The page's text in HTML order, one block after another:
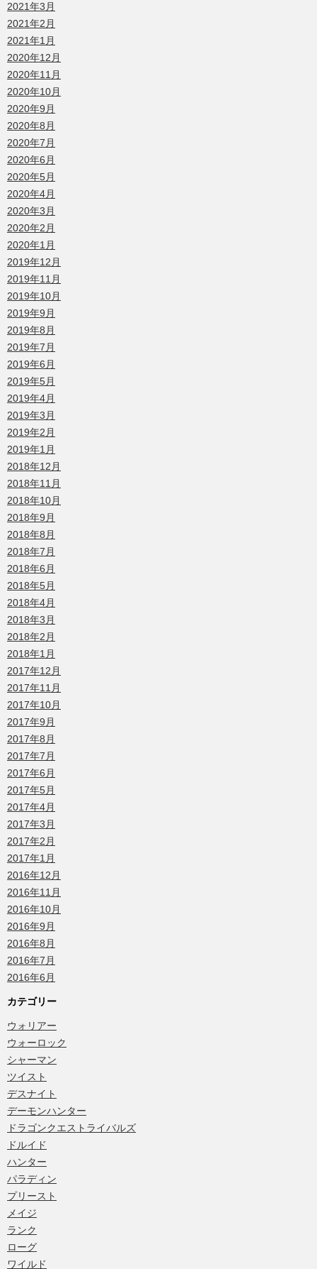
2021年3月
2021年2月
2021年1月
2020年12月
2020年11月
2020年10月
2020年9月
2020年8月
2020年7月
2020年6月
2020年5月
2020年4月
2020年3月
2020年2月
2020年1月
2019年12月
2019年11月
2019年10月
2019年9月
2019年8月
2019年7月
2019年6月
2019年5月
2019年4月
2019年3月
2019年2月
2019年1月
2018年12月
2018年11月
2018年10月
2018年9月
2018年8月
2018年7月
2018年6月
2018年5月
2018年4月
2018年3月
2018年2月
2018年1月
2017年12月
2017年11月
2017年10月
2017年9月
2017年8月
2017年7月
2017年6月
2017年5月
2017年4月
2017年3月
2017年2月
2017年1月
2016年12月
2016年11月
2016年10月
2016年9月
2016年8月
2016年7月
2016年6月
カテゴリー
ウォリアー
ウォーロック
シャーマン
ツイスト
デスナイト
デーモンハンター
ドラゴンクエストライバルズ
ドルイド
ハンター
パラディン
プリースト
メイジ
ランク
ローグ
ワイルド